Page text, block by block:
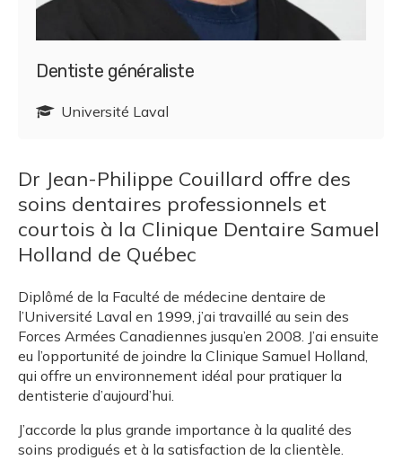
Dentiste généraliste
Université Laval
Dr Jean-Philippe Couillard offre des
soins dentaires professionnels et
courtois à la Clinique Dentaire Samuel
Holland de Québec
Diplômé de la Faculté de médecine dentaire de
l’Université Laval en 1999, j’ai travaillé au sein des
Forces Armées Canadiennes jusqu’en 2008. J’ai ensuite
eu l’opportunité de joindre la Clinique Samuel Holland,
qui offre un environnement idéal pour pratiquer la
dentisterie d’aujourd’hui.
J’accorde la plus grande importance à la qualité des
soins prodigués et à la satisfaction de la clientèle.